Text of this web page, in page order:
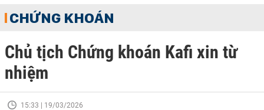
CHỨNG KHOÁN
Chủ tịch Chứng khoán Kafi xin từ
nhiệm
15:33 | 19/03/2026